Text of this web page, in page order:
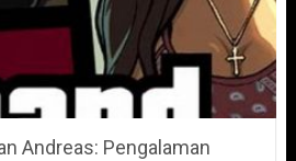
Andreas: Pengalaman